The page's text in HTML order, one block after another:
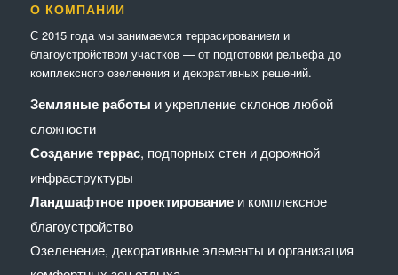
О КОМПАНИИ
С 2015 года мы занимаемся террасированием и
благоустройством участков — от подготовки рельефа до
комплексного озеленения и декоративных решений.
Земляные работы и укрепление склонов любой
сложности
Создание террас, подпорных стен и дорожной
инфраструктуры
Ландшафтное проектированиеи комплексное
благоустройство
Озеленение, декоративные элементы и организация